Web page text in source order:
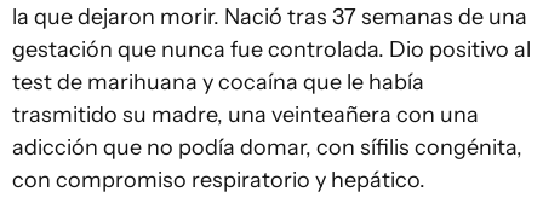
la que dejaron morir. Nació tras 37 semanas de una
gestación que nunca fue controlada. Dio positivo al
test de marihuana y cocaína que le había
trasmitido su madre, una veinteañera con una
adicción que no podía domar, con sífilis congénita,
con compromiso respiratorio y hepático.